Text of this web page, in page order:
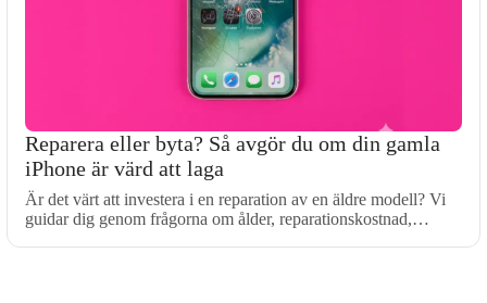
Reparera eller byta? Så avgör du om din gamla
iPhone är värd att laga
Är det värt att investera i en reparation av en äldre modell? Vi
guidar dig genom frågorna om ålder, reparationskostnad,…